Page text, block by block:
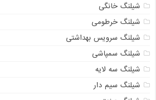
شیلنگ خانگی
شیلنگ خرطومی
شیلنگ سرویس بهداشتی
شیلنگ سمپاشی
شیلنگ سه لایه
شیلنگ سیم دار